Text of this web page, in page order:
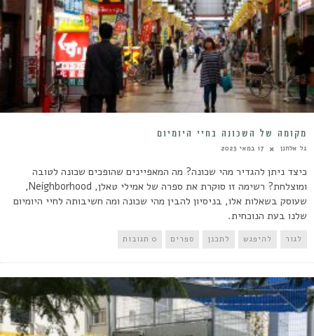
מקומה של השכונה בחיי היומיום
גל אלחנן 17 במאי 2023
כיצד ניתן להגדיר מהי שכונה? מה המאפיינים שהופכים שכונה לטובה
ומוצלחת? רשימה זו סוקרת את ספרה של אמילי טאלן, Neighborhood,
שעוסק בשאלות אלו, בניסיון להבין מהי שכונה ומה חשיבותה לחיי היומיום
שלנו בעת הנוכחית.
לגור להיפגש לתכנן ספרים 0 תגובות